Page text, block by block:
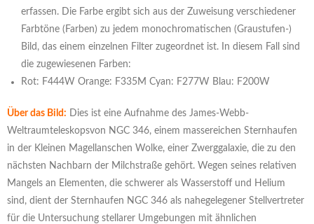
erfassen. Die Farbe ergibt sich aus der Zuweisung verschiedener
Farbtöne (Farben) zu jedem monochromatischen (Graustufen-)
Bild, das einem einzelnen Filter zugeordnet ist. In diesem Fall sind
die zugewiesenen Farben:
Rot: F444W Orange: F335M Cyan: F277W Blau: F200W
Über das Bild: Dies ist eine Aufnahme des James-Webb-
Weltraumteleskopsvon NGC 346, einem massereichen Sternhaufen
in der Kleinen Magellanschen Wolke, einer Zwerggalaxie, die zu den
nächsten Nachbarn der Milchstraße gehört. Wegen seines relativen
Mangels an Elementen, die schwerer als Wasserstoff und Helium
sind, dient der Sternhaufen NGC 346 als nahegelegener Stellvertreter
für die Untersuchung stellarer Umgebungen mit ähnlichen